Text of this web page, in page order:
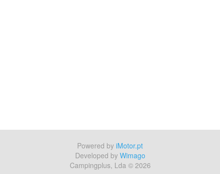
Powered by iMotor.pt
Developed by Wimago
Campingplus, Lda © 2026